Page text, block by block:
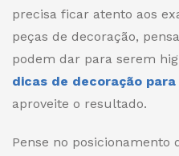
precisa ficar atento aos
peças de decoração,
podem dar para serem
dicas de decoração
aproveite o resultado.
Pense no posicionamento